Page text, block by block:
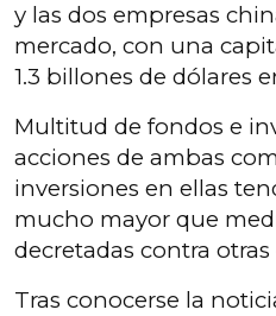
y las dos empresas
mercado, con una
1.3 billones de dólares
Multitud de fondos e
acciones de ambas
inversiones en ellas
mucho mayor que
decretadas contra
Tras conocerse la